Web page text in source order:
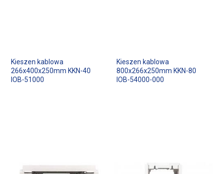
Kieszen kablowa
266x400x250mm KKN-40
IOB-51000
Kieszen kablowa
800x266x250mm KKN-80
IOB-54000-000